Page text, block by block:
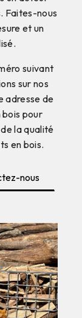
Faites-nous
et un
suivant
sur nos
adresse de
bois pour
la qualité
en bois.
nous